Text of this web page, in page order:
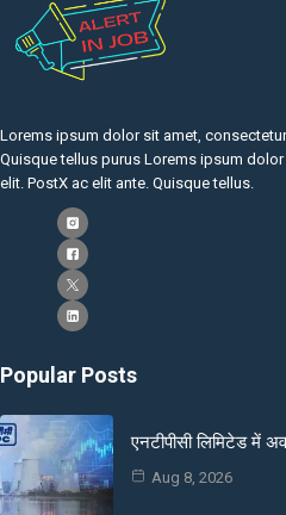
Lorems ipsum dolor sit amet,
Quisque tellus purus Lorems ipsum
elit. PostX ac elit ante. Quisque tellus.
Popular Posts
एनटीपीसी लिमिटेड में
Aug 8, 2026